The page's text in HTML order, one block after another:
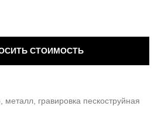
СТОИМОСТЬ
металл, гравировка пескоструйная